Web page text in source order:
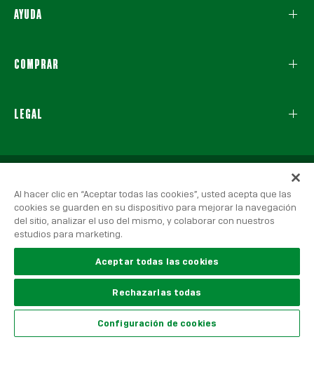
AYUDA
COMPRAR
LEGAL
© 2026 Real Betis Balompié, Todos los derechos reservados.
United States
Al hacer clic en “Aceptar todas las cookies”, usted acepta que las
cookies se guarden en su dispositivo para mejorar la navegación
del sitio, analizar el uso del mismo, y colaborar con nuestros
estudios para marketing.
Aceptar todas las cookies
Rechazarlas todas
Configuración de cookies